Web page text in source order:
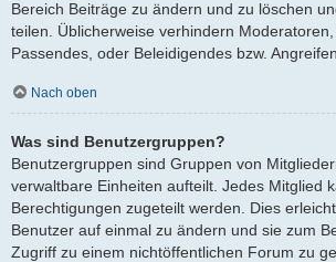
Bereich Beiträge zu ändern und zu löschen
teilen. Üblicherweise verhindern
Passendes, oder Beleidigendes bzw.
Nach oben
Was sind Benutzergruppen?
Benutzergruppen sind Gruppen von
verwaltbare Einheiten aufteilt. Jedes Mitglied
Berechtigungen zugeteilt werden. Dies
Benutzer auf einmal zu ändern und sie zum
Zugriff zu einem nichtöffentlichen Forum zu